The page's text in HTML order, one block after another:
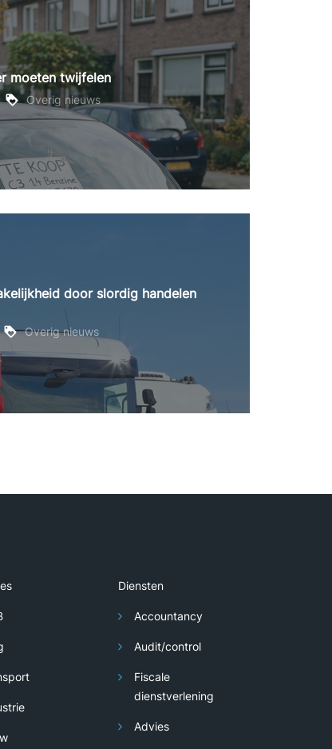
moeten twijfelen
Overig nieuws
door slordig handelen
Overig nieuws
Diensten
Accountancy
Audit/control
Fiscale
dienstverlening
Advies